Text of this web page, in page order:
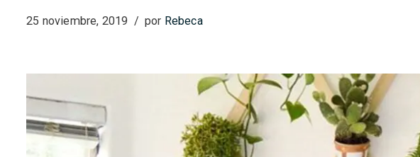
25 noviembre, 2019 por Rebeca